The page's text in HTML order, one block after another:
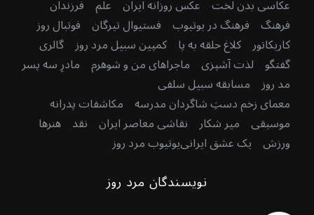
عکاسی بدن لخت عکس روزانه ایران علم فرزندان
فرهنگ فرهنگ در یوتیوب فستیوال تیرگان فوتبال روز
کاریکاتور کلاغ حلقه به پا کمپین سبیل مرد روز گالری
گفتگو لذت آشپزی ماجراهای من و شوهرم مادرِ سه پسر
مد روز مسابقه سبیل سلفی
معمای زخم دستِ شاگردان مدرسه مکاشفات پدرانه
موسیقی میر شکار نقاشی معاصر ایران نقد هنرها
ورزش یک عشق ایرانییوتیوب مرد روز
نویسندگان مرد روز